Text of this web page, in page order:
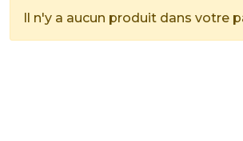
Il n'y a aucun produit dans votre